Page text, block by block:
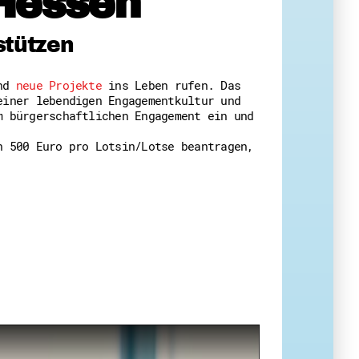
neue Projekteins Leben rufen. Das
lebendigen Engagementkultur und
Engagement ein und
500 Euro pro Lotsin/Lotse beantragen,